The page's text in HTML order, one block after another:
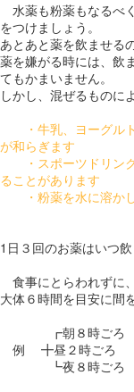
水薬も粉薬もなるべ
をつけましょう。
あとあと薬を飲ませる
薬を嫌がる時には、飲
てもかまいません。
しかし、混ぜるものに
・牛乳、ヨーグ
が和らぎます
・スポーツドリンク
ることがあります
・粉薬を水に溶かし
1日３回のお薬はいつ
食事にとらわれずに
大体６時間を目安に間
┏朝８時ごろ
例 ╋昼２時ごろ
┗夜８時ごろ